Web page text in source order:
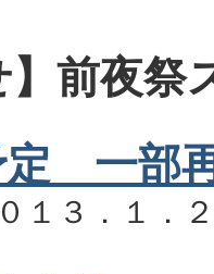
前夜祭
定 一部
１３．１．